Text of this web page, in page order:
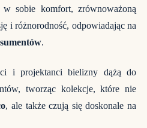
w sobie komfort, zrównoważoną
i różnorodność, odpowiadając na
.
i projektanci bielizny dążą do
tworząc kolekcje, które nie
, ale także czują się doskonale na